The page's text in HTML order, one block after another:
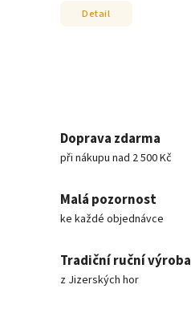
Detail
Doprava zdarma
při nákupu nad 2 500 Kč
Malá pozornost
ke každé objednávce
Tradiční ruční výroba
z Jizerských hor